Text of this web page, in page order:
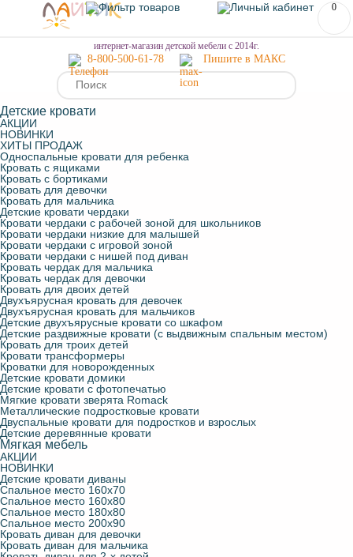
МЕНЮ
0
интернет-магазин детской мебели с 2014г.
8-800-500-61-78 Пишите в МАКС
Детские кровати
АКЦИИ
НОВИНКИ
ХИТЫ ПРОДАЖ
Односпальные кровати для ребенка
Кровать с ящиками
Кровать с бортиками
Кровать для девочки
Кровать для мальчика
Детские кровати чердаки
Кровати чердаки с рабочей зоной для школьников
Кровати чердаки низкие для малышей
Кровати чердаки с игровой зоной
Кровати чердаки с нишей под диван
Кровать чердак для мальчика
Кровать чердак для девочки
Кровать для двоих детей
Двухъярусная кровать для девочек
Двухъярусная кровать для мальчиков
Детские двухъярусные кровати со шкафом
Детские раздвижные кровати (с выдвижным спальным местом)
Кровать для троих детей
Кровати трансформеры
Кроватки для новорожденных
Детские кровати домики
Детские кровати с фотопечатью
Мягкие кровати зверята Romack
Металлические подростковые кровати
Двуспальные кровати для подростков и взрослых
Детские деревянные кровати
Мягкая мебель
АКЦИИ
НОВИНКИ
Детские кровати диваны
Спальное место 160х70
Спальное место 160х80
Спальное место 180х80
Спальное место 200х90
Кровать диван для девочки
Кровать диван для мальчика